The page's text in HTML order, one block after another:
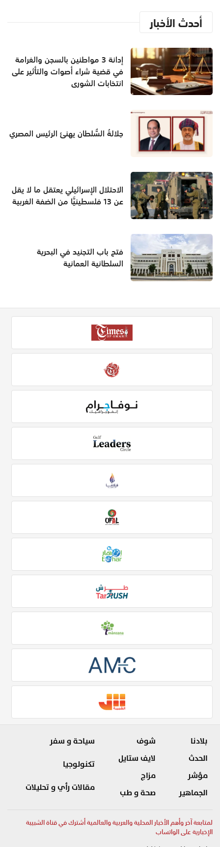
أحدث الأخبار
إدانة 3 مواطنين بالسجن والغرامة
في قضية شراء أصوات والتأثير على
انتخابات الشورى
جلالةُ السُّلطان يهنئ الرئيس المصري
الاحتلال الإسرائيلي يعتقل ما لا يقل
عن 13 فلسطينيَّا من الضفة الغربية
فتح باب التجنيد في البحرية
السلطانية العمانية
بلادنا
الحدث
مؤشر
الجماهير
شوف
لايف ستايل
مزاج
صحة و طب
سياحة و سفر
تكنولوجيا
مقالات رأي و تحليلات
لمتابعة آخر وأهم الأخبار المحلية والعربية والعالمية أشترك في قناة الشبيبة
الإخبارية على الواتساب